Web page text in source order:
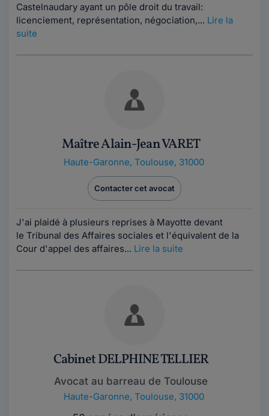
Castelnaudary ayant un pôle droit du travail:
licenciement, représentation, négociation,... Lire la
suite
Maître Alain-Jean VARET
Haute-Garonne, Toulouse, 31000
Contacter cet avocat
J'ai plaidé à plusieurs reprises à Mayotte devant
le Tribunal des Affaires sociales et l'équivalent de la
Cour d'appel des affaires... Lire la suite
Cabinet DELPHINE TELLIER
Avocat au barreau de Toulouse
Haute-Garonne, Toulouse, 31000